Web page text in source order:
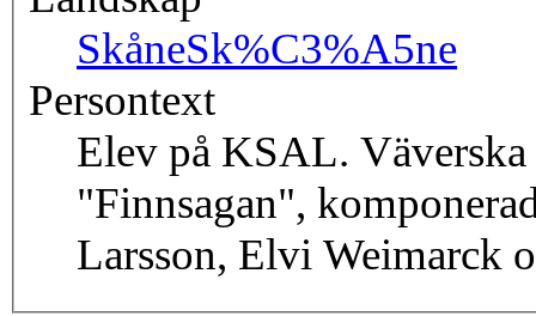
SkåneSk%C3%A5ne
Persontext
Elev på KSAL.
"Finnsagan",
Larsson, Elvi Weimarck